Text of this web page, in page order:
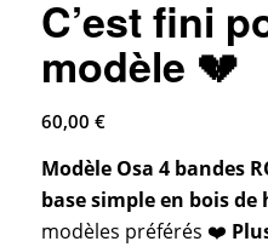
C’est fini
modèle 💔
60,00 €
Modèle Osa 4 bandes
base simple en bois de
modèles préférés ❤️